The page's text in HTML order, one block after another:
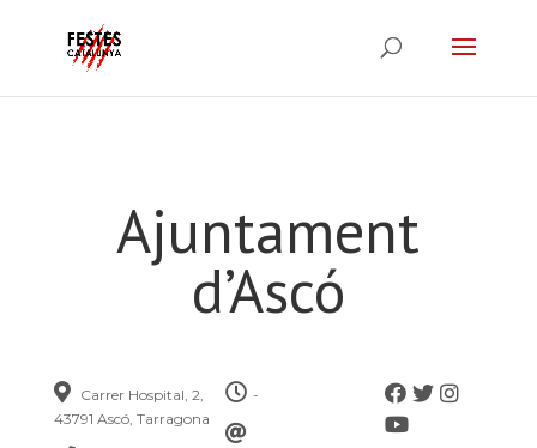
Ajuntament
d’Ascó
Carrer Hospital, 2,
43791 Ascó, Tarragona
-